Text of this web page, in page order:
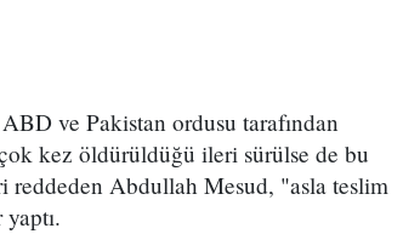
ve Pakistan ordusu tarafından
kez öldürüldüğü ileri sürülse de bu
reddeden Abdullah Mesud, "asla teslim